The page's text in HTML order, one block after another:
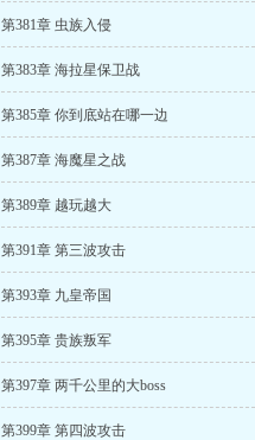
第381章 虫族入侵
第383章 海拉星保卫战
第385章 你到底站在哪一边
第387章 海魔星之战
第389章 越玩越大
第391章 第三波攻击
第393章 九皇帝国
第395章 贵族叛军
第397章 两千公里的大boss
第399章 第四波攻击